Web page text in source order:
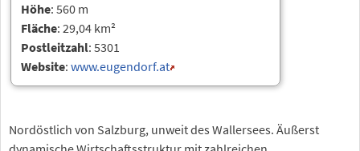
Höhe: 560 m
Fläche: 29,04 km²
Postleitzahl: 5301
Website: www.eugendorf.at
Nordöstlich von Salzburg, unweit des Wallersees. Äußerst